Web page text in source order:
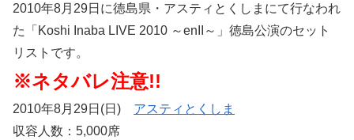
2010年8月29日に徳島県・アスティとくしまにて行なわれ
た「Koshi Inaba LIVE 2010 ～enII～」徳島公演のセット
リストです。
※ネタバレ注意!!
2010年8月29日(日) アスティとくしま
収容人数：5,000席